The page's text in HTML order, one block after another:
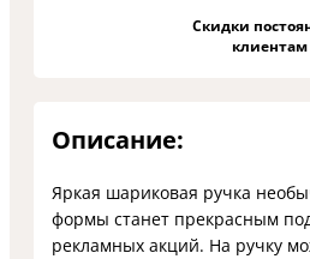
Скидки
клиентам
Описание:
Яркая шариковая ручка
формы станет прекрасным
рекламных акций. На ручку